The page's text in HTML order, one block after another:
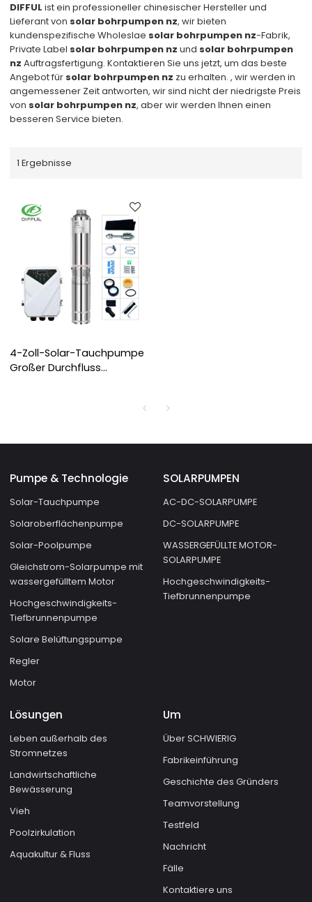
DIFFUL ist ein professioneller chinesischer Hersteller und
Lieferant von solar bohrpumpen nz, wir bieten
kundenspezifische Wholeslae solar bohrpumpen nz-Fabrik,
Private Label solar bohrpumpen nz und solar bohrpumpen
nz Auftragsfertigung. Kontaktieren Sie uns jetzt, um das beste
Angebot für solar bohrpumpen nz zu erhalten. , wir werden in
angemessener Zeit antworten, wir sind nicht der niedrigste Preis
von solar bohrpumpen nz, aber wir werden Ihnen einen
besseren Service bieten.
1 Ergebnisse
4-Zoll-Solar-Tauchpumpe
Großer Durchfluss
Pumpe & Technologie
Solar-Tauchpumpe
Solaroberflächenpumpe
Solar-Poolpumpe
Gleichstrom-Solarpumpe mit
wassergefülltem Motor
Hochgeschwindigkeits-
Tiefbrunnenpumpe
Solare Belüftungspumpe
Regler
Motor
SOLARPUMPEN
AC-DC-SOLARPUMPE
DC-SOLARPUMPE
WASSERGEFÜLLTE MOTOR-
SOLARPUMPE
Hochgeschwindigkeits-
Tiefbrunnenpumpe
Lösungen
Leben außerhalb des
Stromnetzes
Landwirtschaftliche
Bewässerung
Vieh
Poolzirkulation
Aquakultur & Fluss
Um
Über SCHWIERIG
Fabrikeinführung
Geschichte des Gründers
Teamvorstellung
Testfeld
Nachricht
Fälle
Kontaktiere uns